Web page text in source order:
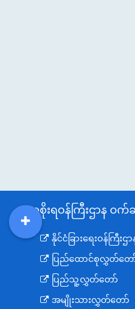
အစိုးရဝန်ကြီးဌာန ဝက်
နိုင်ငံခြားရေးဝန်ကြီးဌာ
ပြည်ထောင်စုလွှတ်တေ
ပြည်သူ့လွှတ်တော်
အမျိုးသားလွှတ်တော်
DDM